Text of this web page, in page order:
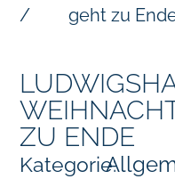
/
geht zu
ZU ENDE
Kategorie: